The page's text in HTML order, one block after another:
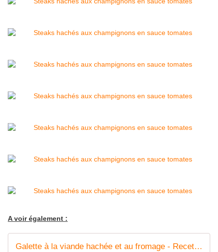
A voir également :
Galette à la viande hachée et au fromage - Recette en vidéo - www.sucreetepices.com